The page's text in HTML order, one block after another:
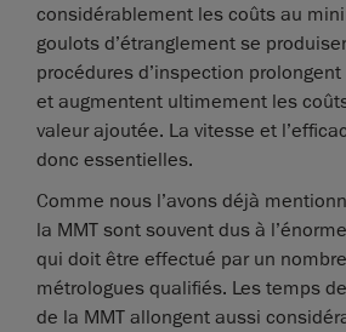
considérablement les coûts au
goulots d’étranglement se
procédures d’inspection
et augmentent ultimement les
valeur ajoutée. La vitesse et
donc essentielles.
Comme nous l’avons déjà
la MMT sont souvent dus à
qui doit être effectué par un
métrologues qualifiés. Les temps
de la MMT allongent aussi